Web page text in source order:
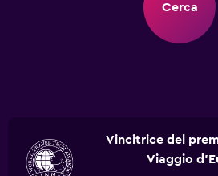
Cerca
Vincitrice del
Viaggio